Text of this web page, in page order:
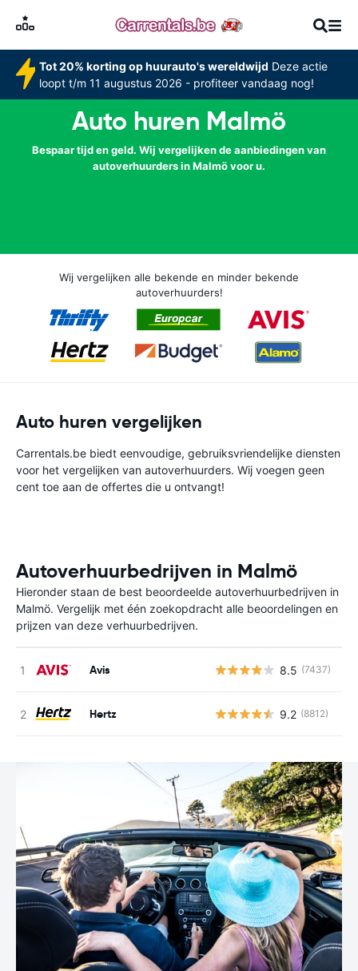
Tot 20% korting op huurauto's wereldwijd Deze actie
loopt t/m 11 augustus 2026 - profiteer vandaag nog!
Auto huren Malmö
Bespaar tijd en geld. Wij vergelijken de aanbiedingen van
autoverhuurders in Malmö voor u.
Wij vergelijken alle bekende en minder bekende
autoverhuurders!
Auto huren vergelijken
Carrentals.be biedt eenvoudige, gebruiksvriendelijke diensten
voor het vergelijken van autoverhuurders. Wij voegen geen
cent toe aan de offertes die u ontvangt!
Autoverhuurbedrijven in Malmö
Hieronder staan de best beoordeelde autoverhuurbedrijven in
Malmö. Vergelijk met één zoekopdracht alle beoordelingen en
prijzen van deze verhuurbedrijven.
Avis 8.5 (7437)
Hertz 9.2 (8812)